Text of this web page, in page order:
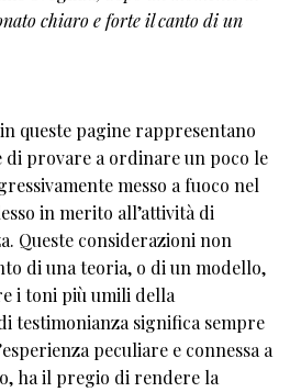
chiaro e forte il canto di un
queste pagine rappresentano
di provare a ordinare un poco le
messo a fuoco nel
in merito all’attività di
Queste considerazioni non
di una teoria, o di un modello,
i toni più umili della
testimonianza significa sempre
peculiare e connessa a
ha il pregio di rendere la